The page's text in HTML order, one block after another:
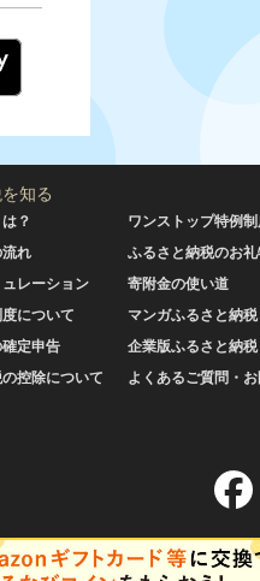
知る
？
れ
レーション
について
定申告
控除について
ワンストップ特例
ふるさと納税のお
寄附金の使い道
マンガふるさと納税
企業版ふるさと納
よくあるご質問・